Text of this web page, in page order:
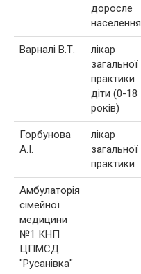
доросле
населення
Варналі В.Т.
лікар
загальної
практики
діти (0-18
років)
Горбунова
А.І.
лікар
загальної
практики
Амбулаторія
сімейної
медицини
№1 КНП
ЦПМСД
"Русанівка"